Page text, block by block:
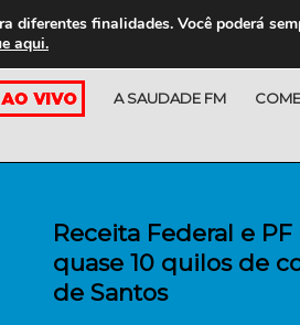
A SAUDADE FM
Receita Federal e
quase 10 quilos de
de Santos
diferentes finalidades. Você poderá
aqui.